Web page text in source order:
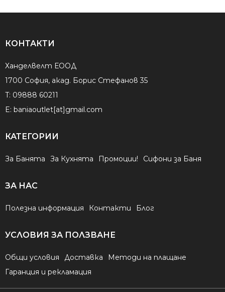
КОНТАКТИ
Ханделвелт ЕООД
1700 София, акад. Борис Стефанов 35
T: 09888 60211
E: baniaoutlet[at]gmail.com
КАТЕГОРИИ
За Банята За Кухнята Промоции! Сифони за Баня
ЗА НАС
Полезна информация Контакти Блог
УСЛОВИЯ ЗА ПОЛЗВАНЕ
Общи условия Доставка
Методи на плащане
Гаранция и рекламация